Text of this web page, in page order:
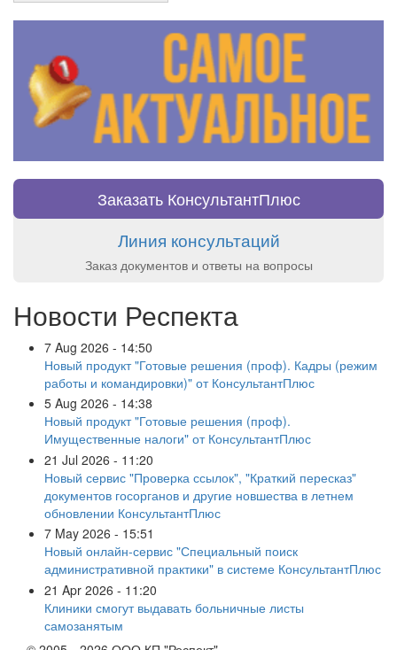
Заказать КонсультантПлюс
Линия консультаций
Заказ документов и ответы на вопросы
Новости Респекта
7 Aug 2026 - 14:50
Новый продукт "Готовые решения (проф). Кадры (режим
работы и командировки)" от КонсультантПлюс
5 Aug 2026 - 14:38
Новый продукт "Готовые решения (проф).
Имущественные налоги" от КонсультантПлюс
21 Jul 2026 - 11:20
Новый сервис "Проверка ссылок", "Краткий пересказ"
документов госорганов и другие новшества в летнем
обновлении КонсультантПлюс
7 May 2026 - 15:51
Новый онлайн-сервис "Специальный поиск
административной практики" в системе КонсультантПлюс
21 Apr 2026 - 11:20
Клиники смогут выдавать больничные листы
самозанятым